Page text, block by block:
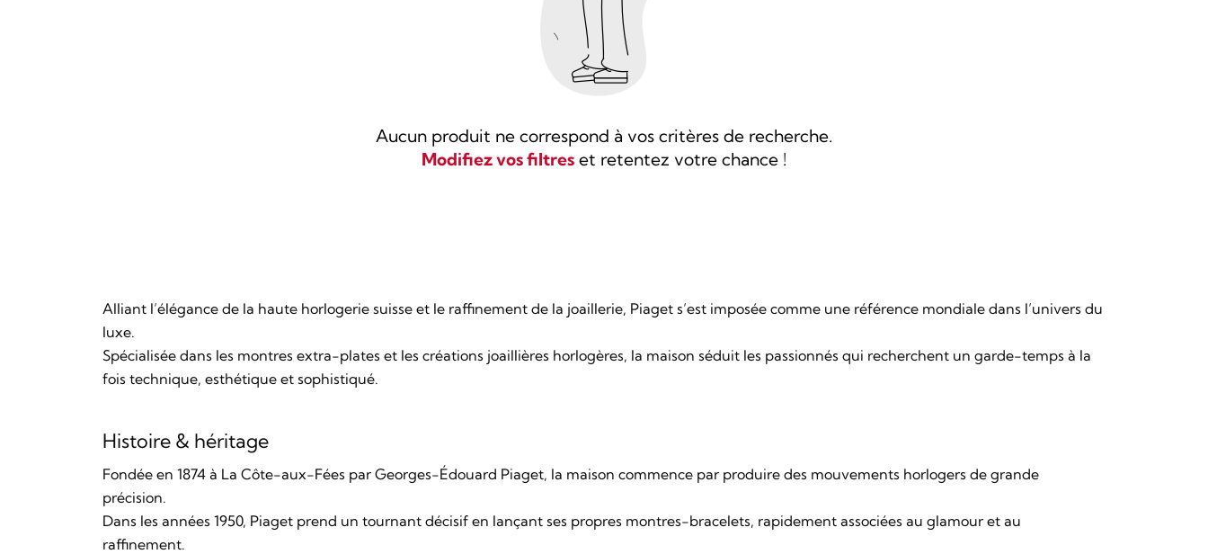
Aucun produit ne correspond à vos critères de recherche.
Modifiez vos filtres et retentez votre chance !
Alliant l’élégance de la haute horlogerie suisse et le raffinement de la joaillerie, Piaget s’est imposée comme une référence mondiale dans l’univers du
luxe.
Spécialisée dans les montres extra-plates et les créations joaillières horlogères, la maison séduit les passionnés qui recherchent un garde-temps à la
fois technique, esthétique et sophistiqué.
Histoire & héritage
Fondée en 1874 à La Côte-aux-Fées par Georges-Édouard Piaget, la maison commence par produire des mouvements horlogers de grande
précision.
Dans les années 1950, Piaget prend un tournant décisif en lançant ses propres montres-bracelets, rapidement associées au glamour et au
raffinement.